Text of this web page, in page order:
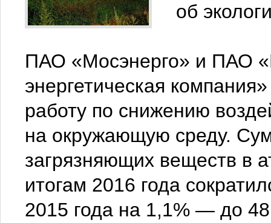
об
ПАО «Мосэнерго» и ПАО
энергетическая
работу по снижению
на окружающую среду.
загрязняющих веществ в
итогам 2016 года
2015 года на 1,1% — до